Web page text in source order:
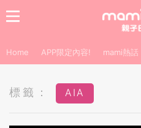
Home APP限定內容! mami熱話
標籤： AIA